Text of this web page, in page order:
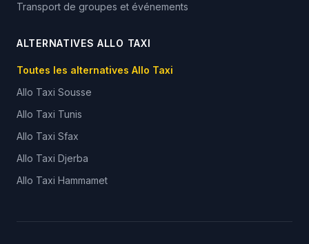
Transport de groupes et événements
ALTERNATIVES ALLO TAXI
Toutes les alternatives Allo Taxi
Allo Taxi Sousse
Allo Taxi Tunis
Allo Taxi Sfax
Allo Taxi Djerba
Allo Taxi Hammamet